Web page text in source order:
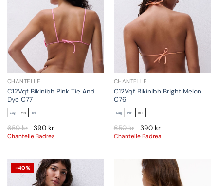
CHANTELLE
C12Vqf Bikinibh Pink Tie And
Dye C77
Lag Pin Bri
650kr 390 kr
Chantelle Badrea
CHANTELLE
C12Vqf Bikinibh Bright Melon
C76
Lag Pin Bri
650kr 390 kr
Chantelle Badrea
-40%